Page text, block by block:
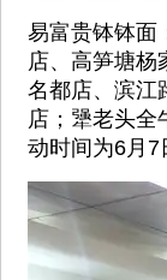
易富贵钵钵面
店、高笋塘杨
名都店、滨江
店；犟老头全
动时间为6月7